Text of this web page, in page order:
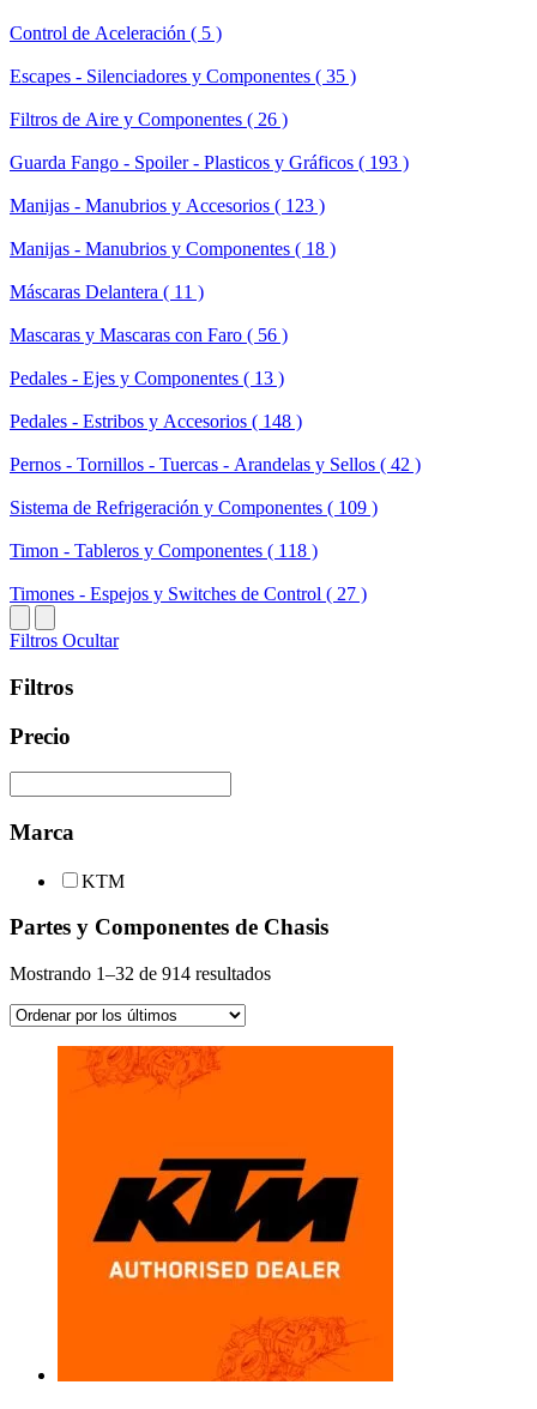
Control de Aceleración ( 5 )
Escapes - Silenciadores y Componentes ( 35 )
Filtros de Aire y Componentes ( 26 )
Guarda Fango - Spoiler - Plasticos y Gráficos ( 193 )
Manijas - Manubrios y Accesorios ( 123 )
Manijas - Manubrios y Componentes ( 18 )
Máscaras Delantera ( 11 )
Mascaras y Mascaras con Faro ( 56 )
Pedales - Ejes y Componentes ( 13 )
Pedales - Estribos y Accesorios ( 148 )
Pernos - Tornillos - Tuercas - Arandelas y Sellos ( 42 )
Sistema de Refrigeración y Componentes ( 109 )
Timon - Tableros y Componentes ( 118 )
Timones - Espejos y Switches de Control ( 27 )
Filtros Ocultar
Filtros
Precio
Marca
KTM
Partes y Componentes de Chasis
Mostrando 1–32 de 914 resultadosOrdenado